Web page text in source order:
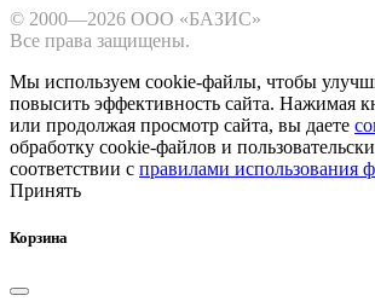
© 2000—2026 ООО «БАЗИС»
Все права защищены.
Мы используем cookie-файлы, чтобы
повысить эффективность сайта. Нажимая
или продолжая просмотр сайта, вы даете
обработку cookie-файлов и
соответствии с правилами использования
Принять
Корзина